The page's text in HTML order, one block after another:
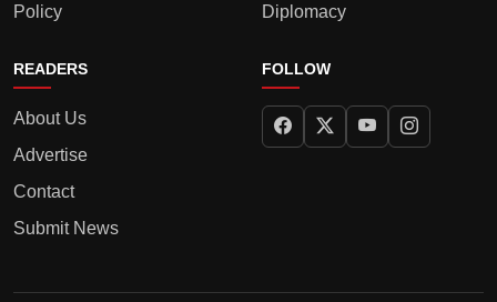
Policy
Diplomacy
READERS
About Us
Advertise
Contact
Submit News
FOLLOW